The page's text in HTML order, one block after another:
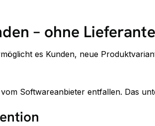
– ohne
es Kunden, neue
Softwareanbieter entfallen. Das